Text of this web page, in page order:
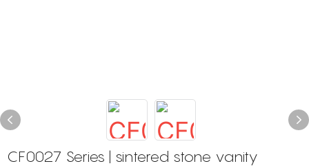
CF0027 Series | sintered stone vanity